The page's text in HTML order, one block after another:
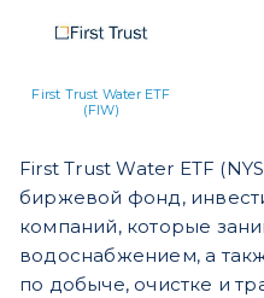
First Trust Water ETF
(FIW)
First Trust Water ETF
биржевой фонд,
компаний, которые
водоснабжением, а
по добыче, очистке и